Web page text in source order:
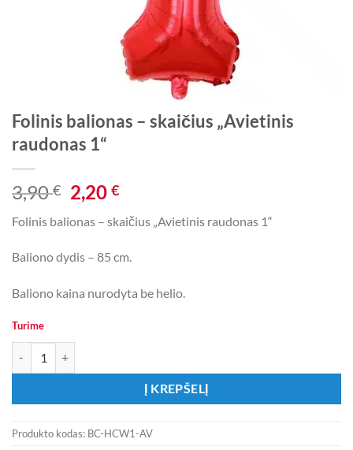
Folinis balionas – skaičius „Avietinis
raudonas 1“
3,90€ Original
price
was:
3,90 €.
2,20€Current
is:
Folinis balionas – skaičius „Avietinis raudonas 1“
Baliono dydis – 85 cm.
Baliono kaina nurodyta be helio.
Turime
Į KREPŠELĮ
Produkto kodas: BC-HCW1-AV